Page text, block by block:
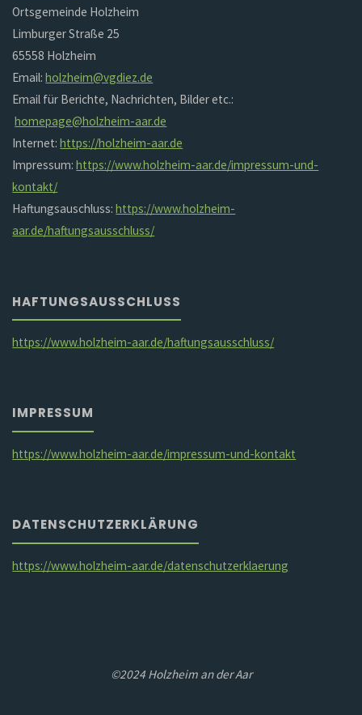
Ortsgemeinde Holzheim
Limburger Straße 25
65558 Holzheim
Email:holzheim@vgdiez.de
Email für Berichte, Nachrichten, Bilder etc.:
homepage@holzheim-aar.de
Internet:https://holzheim-aar.de
Impressum:https://www.holzheim-aar.de/impressum-und-
kontakt/
Haftungsauschluss:https://www.holzheim-
aar.de/haftungsausschluss/
HAFTUNGSAUSSCHLUSS
https://www.holzheim-aar.de/haftungsausschluss/
IMPRESSUM
https://www.holzheim-aar.de/impressum-und-kontakt
DATENSCHUTZERKLÄRUNG
https://www.holzheim-aar.de/datenschutzerklaerung
©2024 Holzheim an der Aar